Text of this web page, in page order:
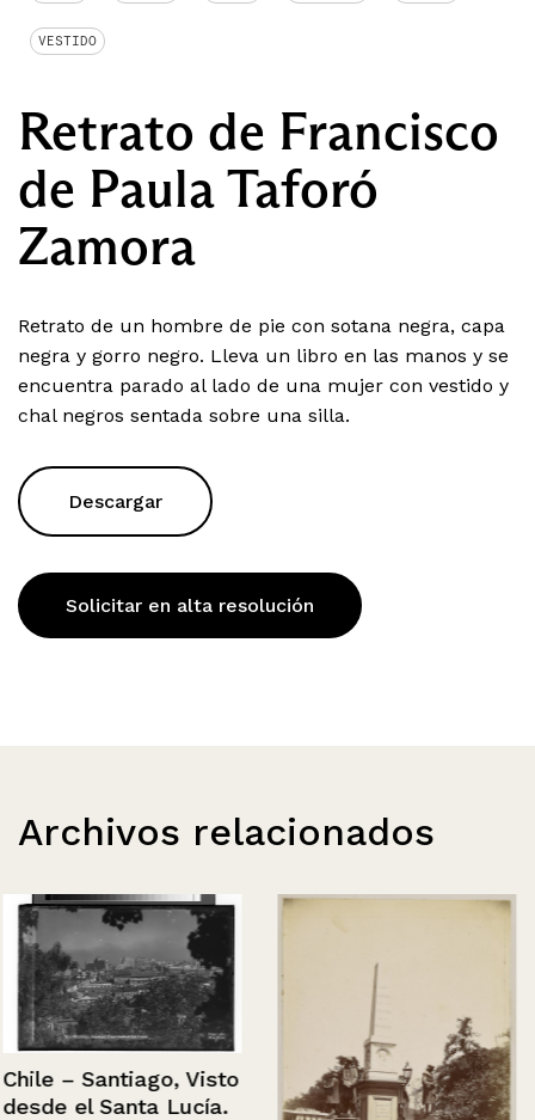
VESTIDO
Retrato de Francisco
de Paula Taforó
Zamora
Retrato de un hombre de pie con sotana negra, capa
negra y gorro negro. Lleva un libro en las manos y se
encuentra parado al lado de una mujer con vestido y
chal negros sentada sobre una silla.
Descargar
Solicitar en alta resolución
Archivos relacionados
Chile – Santiago, Visto
desde el Santa Lucía.